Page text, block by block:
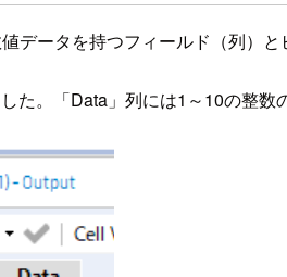
データを持つフィールド（列）
た。「Data」列には1～10の整数